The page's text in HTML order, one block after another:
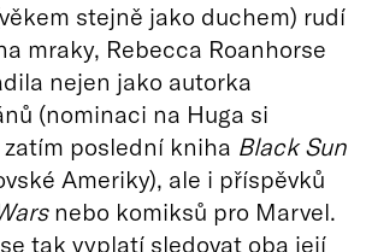
stejně jako duchem) rudí
mraky, Rebecca Roanhorse
nejen jako autorka
(nominaci na Huga si
poslední kniha Black Sun
Ameriky), ale i příspěvků
nebo komiksů pro Marvel.
tak vyplatí sledovat oba její